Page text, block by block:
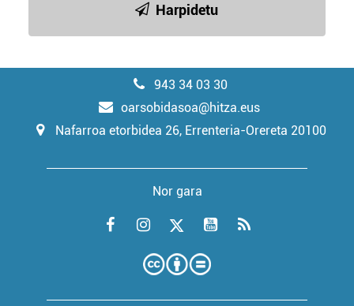
Harpidetu
943 34 03 30
oarsobidasoa@hitza.eus
Nafarroa etorbidea 26, Errenteria-Orereta 20100
Nor gara